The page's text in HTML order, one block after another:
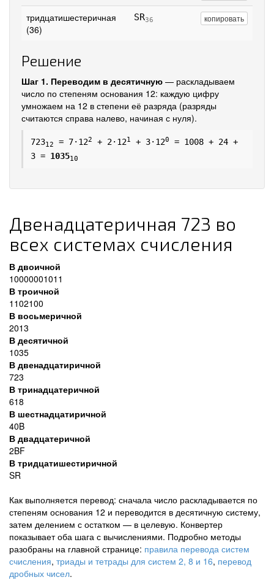
тридцатишестеричная
(36)
SR36 копировать
Решение
Шаг 1. Переводим в десятичную — раскладываем
число по степеням основания 12: каждую цифру
умножаем на 12 в степени её разряда (разряды
считаются справа налево, начиная с нуля).
72312 = 7·122 + 2·121 + 3·120
= 1008 + 24 +
3 = 103510
Двенадцатеричная 723 во
всех системах счисления
В двоичной
10000001011
В троичной
1102100
В восьмеричной
2013
В десятичной
1035
В двенадцатиричной
723
В тринадцатеричной
618
В шестнадцатиричной
40B
В двадцатеричной
2BF
В тридцатишестиричной
SR
Как выполняется перевод: сначала число раскладывается по
степеням основания 12 и переводится в десятичную систему,
затем делением с остатком — в целевую. Конвертер
показывает оба шага с вычислениями. Подробно методы
разобраны на главной странице: правила перевода систем
счисления, триады и тетрады для систем 2, 8 и 16, перевод
дробных чисел.